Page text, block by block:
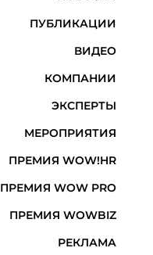
ПУБЛИКАЦИИ
ВИДЕО
КОМПАНИИ
ЭКСПЕРТЫ
МЕРОПРИЯТИЯ
ПРЕМИЯ WOW!HR
ПРЕМИЯ WOW PRO
ПРЕМИЯ WOWBIZ
РЕКЛАМА